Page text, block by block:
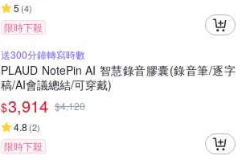
5 (4)
限時下殺
送300分鐘轉寫時數
PLAUD NotePin AI 智慧錄音膠囊(錄音筆/逐字
稿/AI會議總結/可穿戴)
$3,914 $4,120
4.8 (2)
限時下殺